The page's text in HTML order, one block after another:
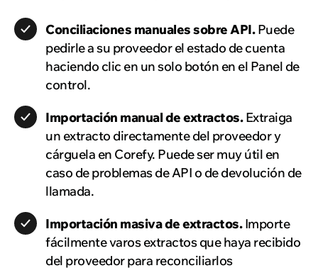
Conciliaciones manuales sobre API.Puede
pedirle a su proveedor el estado de cuenta
haciendo clic en un solo botón en el Panel de
control.
Importación manual de extractos.Extraiga
un extracto directamente del proveedor y
cárguela en Corefy. Puede ser muy útil en
caso de problemas de API o de devolución de
llamada.
Importación masiva de extractos.Importe
fácilmente varos extractos que haya recibido
del proveedor para reconciliarlos